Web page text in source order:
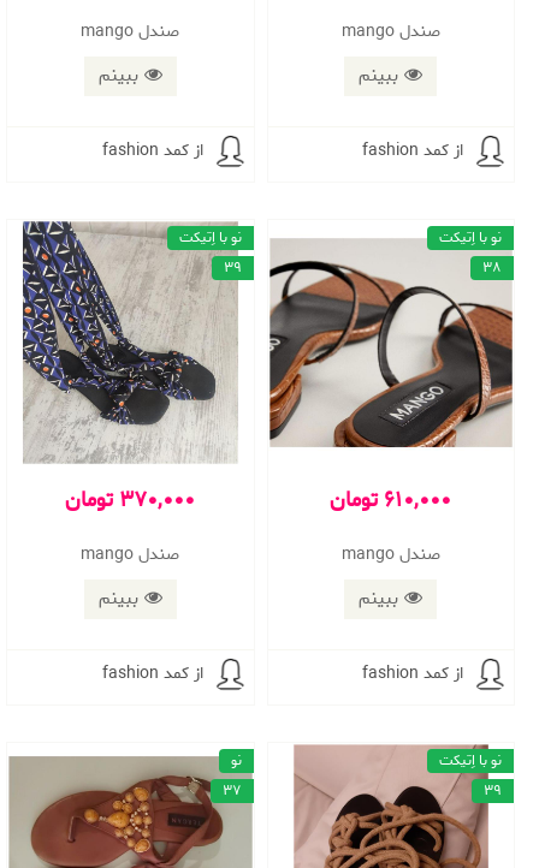
صندل mango
ببینم
از کمد fashion
صندل mango
ببینم
از کمد fashion
610,000 تومان
صندل mango
ببینم
نو با اِتیکت
38
از کمد fashion
370,000 تومان
صندل mango
ببینم
نو با اِتیکت
39
از کمد fashion
نو با اِتیکت
39
نو
37